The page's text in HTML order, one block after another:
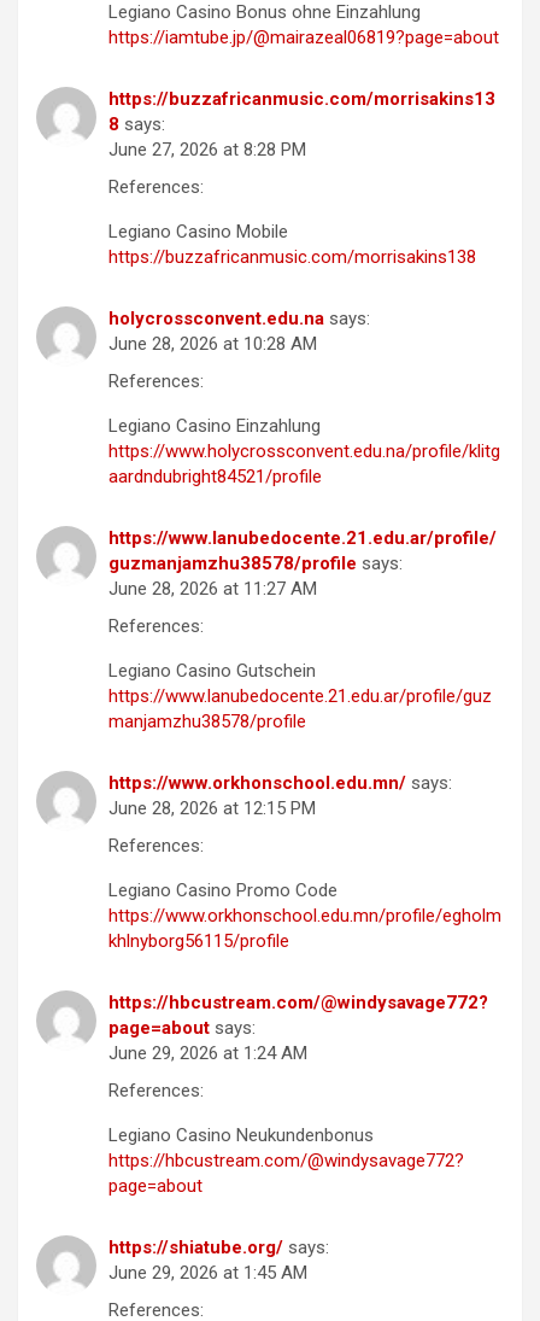
Legiano Casino Bonus ohne Einzahlung
https://iamtube.jp/@mairazeal06819?page=about
https://buzzafricanmusic.com/morrisakins13
8 says:
June 27, 2026 at 8:28 PM
References:
Legiano Casino Mobile
https://buzzafricanmusic.com/morrisakins138
holycrossconvent.edu.na says:
June 28, 2026 at 10:28 AM
References:
Legiano Casino Einzahlung
https://www.holycrossconvent.edu.na/profile/klitg
aardndubright84521/profile
https://www.lanubedocente.21.edu.ar/profile/
guzmanjamzhu38578/profile says:
June 28, 2026 at 11:27 AM
References:
Legiano Casino Gutschein
https://www.lanubedocente.21.edu.ar/profile/guz
manjamzhu38578/profile
https://www.orkhonschool.edu.mn/ says:
June 28, 2026 at 12:15 PM
References:
Legiano Casino Promo Code
https://www.orkhonschool.edu.mn/profile/egholm
khlnyborg56115/profile
https://hbcustream.com/@windysavage772?
page=about says:
June 29, 2026 at 1:24 AM
References:
Legiano Casino Neukundenbonus
https://hbcustream.com/@windysavage772?
page=about
https://shiatube.org/ says:
June 29, 2026 at 1:45 AM
References: